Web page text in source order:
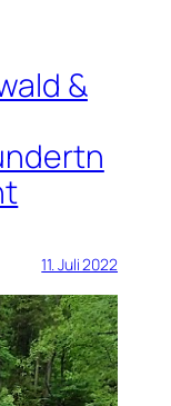
&
11. Juli 2022